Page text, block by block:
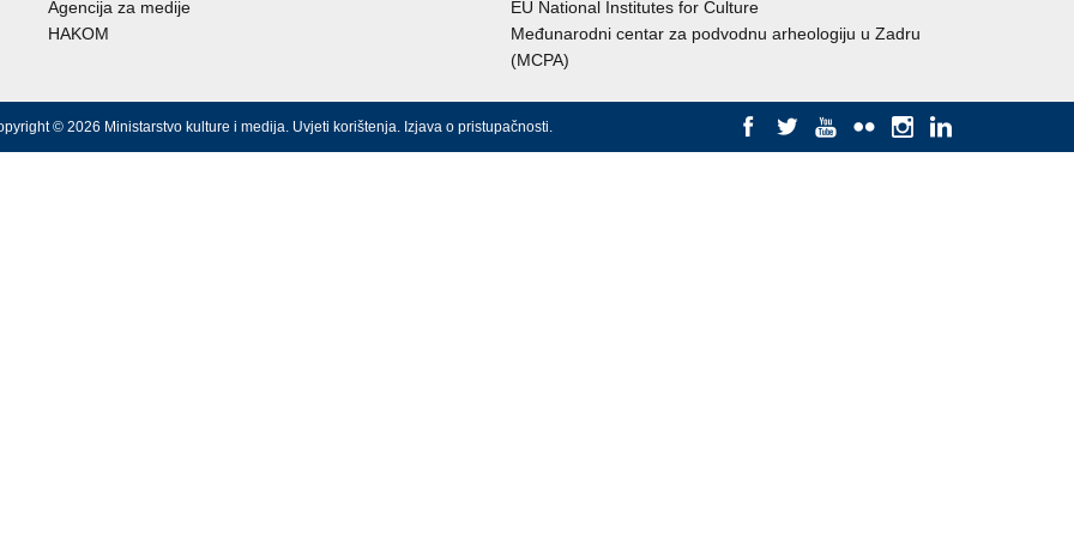
Agencija za medije
HAKOM
EU National Institutes for Culture
Međunarodni centar za podvodnu arheologiju u Zadru
(MCPA)
© 2026 Ministarstvo kulture i medija. Uvjeti korištenja. Izjava o pristupačnosti.